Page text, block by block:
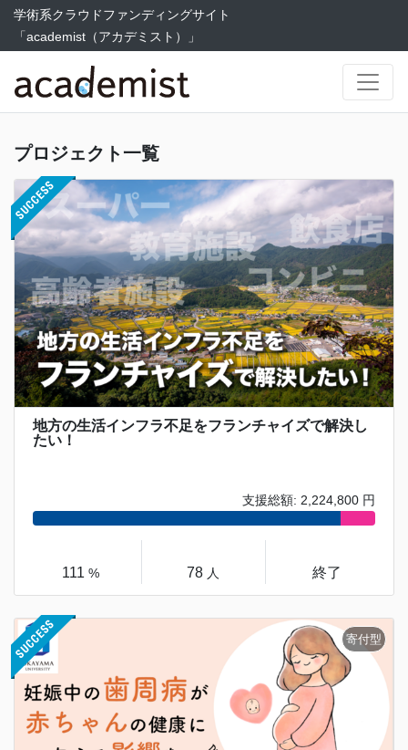
学術系クラウドファンディングサイト
「academist（アカデミスト）」
プロジェクト一覧
地方の生活インフラ不足をフランチャイズで解決し
たい！
支援総額: 2,224,800 円
111 % 78 人 終了